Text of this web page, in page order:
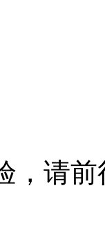
，请